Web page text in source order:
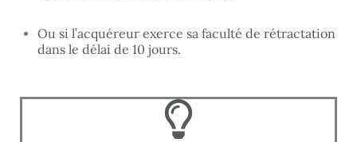
Ou si l’acquéreur exerce sa faculté de rétractation
dans le délai de 10 jours.